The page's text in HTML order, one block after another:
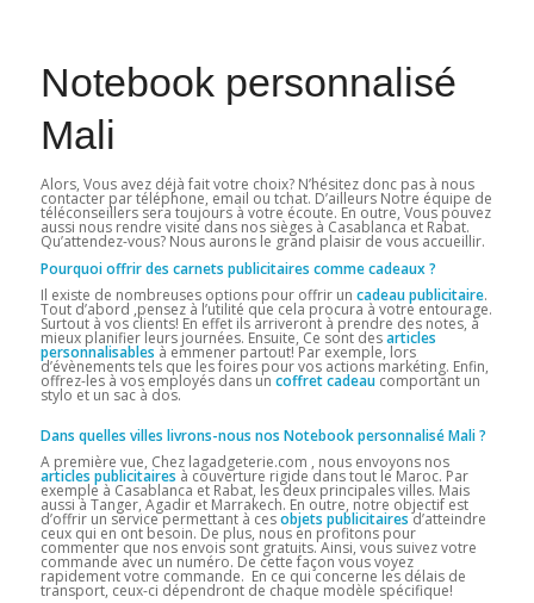
Notebook personnalisé
Mali
Alors, Vous avez déjà fait votre choix? N’hésitez donc pas à nous
contacter par téléphone, email ou tchat. D’ailleurs Notre équipe de
téléconseillers sera toujours à votre écoute. En outre, Vous pouvez
aussi nous rendre visite dans nos sièges à Casablanca et Rabat.
Qu’attendez-vous? Nous aurons le grand plaisir de vous accueillir.
Pourquoi offrir des carnets publicitaires comme cadeaux ?
Il existe de nombreuses options pour offrir un cadeau publicitaire.
Tout d’abord ,pensez à l’utilité que cela procura à votre entourage.
Surtout à vos clients! En effet ils arriveront à prendre des notes, à
mieux planifier leurs journées. Ensuite, Ce sont desarticles
personnalisables à emmener partout! Par exemple, lors
d’évènements tels que les foires pour vos actions markéting. Enfin,
offrez-les à vos employés dans un coffret cadeau comportant un
stylo et un sac à dos.
Dans quelles villes livrons-nous nos Notebook personnalisé Mali?
A première vue, Chez lagadgeterie.com , nous envoyons nos
articles publicitaires à couverture rigide dans tout le Maroc. Par
exemple à Casablanca et Rabat, les deux principales villes. Mais
aussi à Tanger, Agadir et Marrakech. En outre, notre objectif est
d’offrir un service permettant à cesobjets publicitairesd’atteindre
ceux qui en ont besoin. De plus, nous en profitons pour
commenter que nos envois sont gratuits. Ainsi, vous suivez votre
commande avec un numéro. De cette façon vous voyez
rapidement votre commande. En ce qui concerne les délais de
transport, ceux-ci dépendront de chaque modèle spécifique!